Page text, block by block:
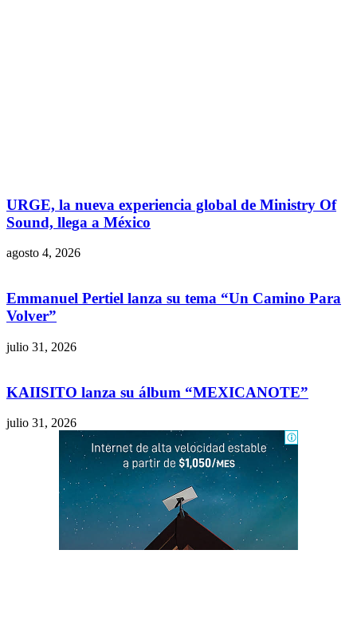
URGE, la nueva experiencia global de Ministry Of
Sound, llega a México
agosto 4, 2026
Emmanuel Pertiel lanza su tema “Un Camino Para
Volver”
julio 31, 2026
KAIISITO lanza su álbum “MEXICANOTE”
julio 31, 2026